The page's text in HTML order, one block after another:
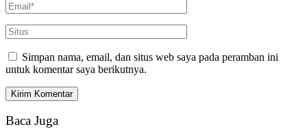
Simpan nama, email, dan situs web saya pada peramban ini
untuk komentar saya berikutnya.
Baca Juga